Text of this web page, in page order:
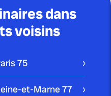
dans
voisins
75
et-Marne77